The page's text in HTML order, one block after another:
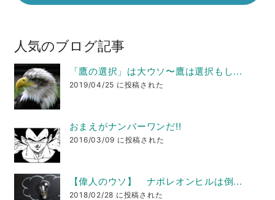
人気のブログ記事
「鷹の選択」は大ウソ〜鷹は選択もし...
2019/04/25 に投稿された
おまえがナンバーワンだ!!
2016/03/09 に投稿された
【偉人のウソ】 ナポレオンヒルは倒...
2018/02/28 に投稿された